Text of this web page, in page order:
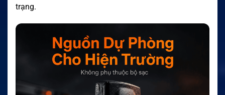
trạng.